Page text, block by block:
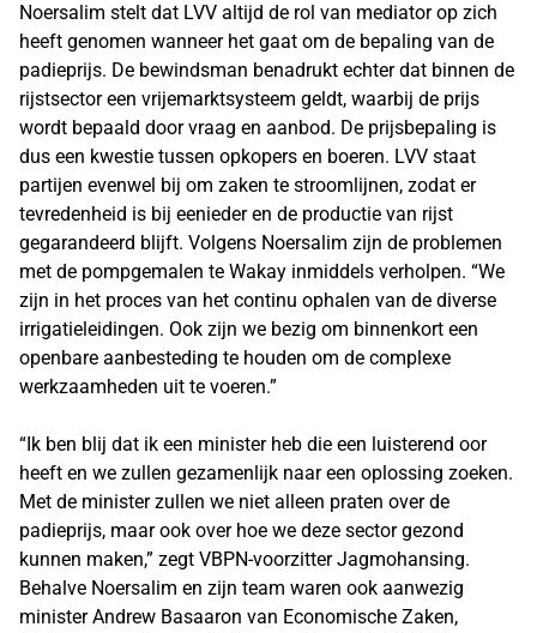
Noersalim stelt dat LVV altijd de rol van mediator op zich
heeft genomen wanneer het gaat om de bepaling van de
padieprijs. De bewindsman benadrukt echter dat binnen de
rijstsector een vrijemarktsysteem geldt, waarbij de prijs
wordt bepaald door vraag en aanbod. De prijsbepaling is
dus een kwestie tussen opkopers en boeren. LVV staat
partijen evenwel bij om zaken te stroomlijnen, zodat er
tevredenheid is bij eenieder en de productie van rijst
gegarandeerd blijft. Volgens Noersalim zijn de problemen
met de pompgemalen te Wakay inmiddels verholpen. “We
zijn in het proces van het continu ophalen van de diverse
irrigatieleidingen. Ook zijn we bezig om binnenkort een
openbare aanbesteding te houden om de complexe
werkzaamheden uit te voeren.”
“Ik ben blij dat ik een minister heb die een luisterend oor
heeft en we zullen gezamenlijk naar een oplossing zoeken.
Met de minister zullen we niet alleen praten over de
padieprijs, maar ook over hoe we deze sector gezond
kunnen maken,” zegt VBPN-voorzitter Jagmohansing.
Behalve Noersalim en zijn team waren ook aanwezig
minister Andrew Basaaron van Economische Zaken,